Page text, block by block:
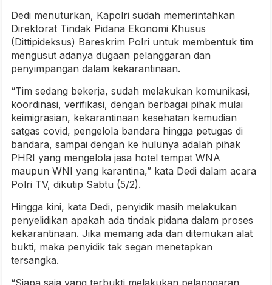
Dedi menuturkan, Kapolri sudah memerintahkan
Direktorat Tindak Pidana Ekonomi Khusus
(Dittipideksus) Bareskrim Polri untuk membentuk tim
mengusut adanya dugaan pelanggaran dan
penyimpangan dalam kekarantinaan.
“Tim sedang bekerja, sudah melakukan komunikasi,
koordinasi, verifikasi, dengan berbagai pihak mulai
keimigrasian, kekarantinaan kesehatan kemudian
satgas covid, pengelola bandara hingga petugas di
bandara, sampai dengan ke hulunya adalah pihak
PHRI yang mengelola jasa hotel tempat WNA
maupun WNI yang karantina,” kata Dedi dalam acara
Polri TV, dikutip Sabtu (5/2).
Hingga kini, kata Dedi, penyidik masih melakukan
penyelidikan apakah ada tindak pidana dalam proses
kekarantinaan. Jika memang ada dan ditemukan alat
bukti, maka penyidik tak segan menetapkan
tersangka.